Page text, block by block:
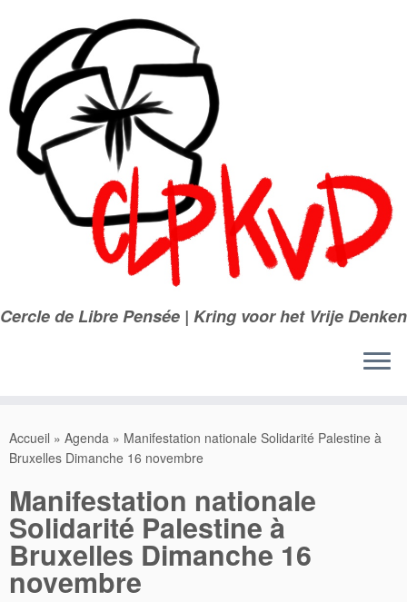
contenu
Cercle de Libre Pensée | Kring voor het Vrije Denken
Accueil » Agenda » Manifestation nationale Solidarité Palestine à
Bruxelles Dimanche 16 novembre
Manifestation nationale
Solidarité Palestine à
Bruxelles Dimanche 16
novembre